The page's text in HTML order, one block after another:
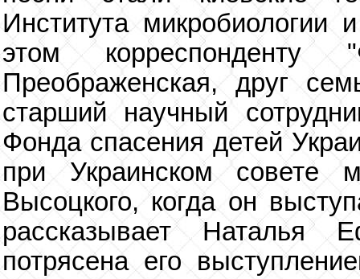
Института микробиологии
этом корреспонденту
Преображенская, друг
старший научный
Фонда спасения детей
при Украинском
Высоцкого, когда он
рассказывает
потрясена его